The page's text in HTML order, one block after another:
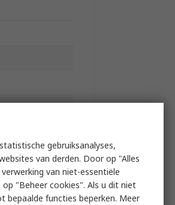
gebruiksanalyses,
van derden. Door op "Alles
van niet-essentiële
"Beheer cookies". Als u dit niet
bepaalde functies beperken. Meer